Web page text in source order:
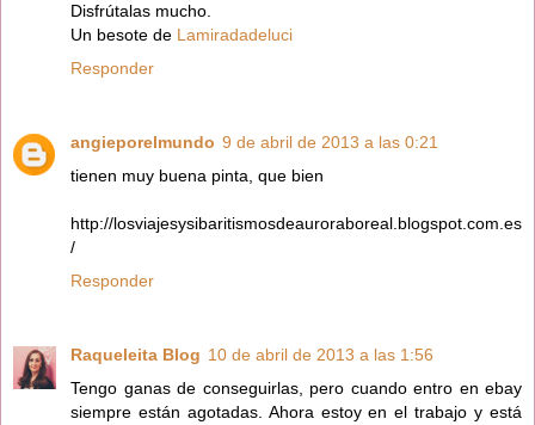
Disfrútalas mucho.
Un besote de Lamiradadeluci
Responder
angieporelmundo 9 de abril de 2013 a las 0:21
tienen muy buena pinta, que bien
http://losviajesysibaritismosdeauroraboreal.blogspot.com.es
/
Responder
Raqueleita Blog 10 de abril de 2013 a las 1:56
Tengo ganas de conseguirlas, pero cuando entro en ebay
siempre están agotadas. Ahora estoy en el trabajo y está